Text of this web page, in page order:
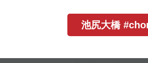
池尻大橋